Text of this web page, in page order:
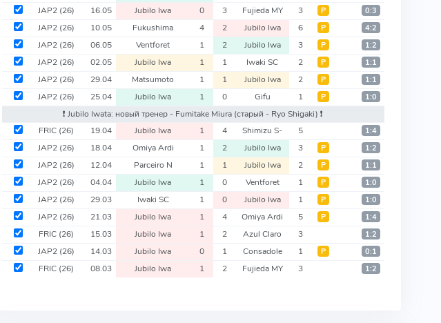
JAP2 (26) 16.05 Jubilo Iwa 0 3 Fujieda MY 3 Р 0:3
JAP2 (26) 10.05 Fukushima 4 2 Jubilo Iwa 6 Р 4:2
JAP2 (26) 06.05 Ventforet 1 2 Jubilo Iwa 3 Р 1:2
JAP2 (26) 02.05 Jubilo Iwa 1 1 Iwaki SC 2 Р 1:1
JAP2 (26) 29.04 Matsumoto 1 1 Jubilo Iwa 2 Р 1:1
JAP2 (26) 25.04 Jubilo Iwa 1 0 Gifu 1 Р 1:0
❗️ Jubilo Iwata: новый тренер - Fumitake Miura (старый - Ryo Shigaki) ❗️
FRIC (26) 19.04 Jubilo Iwa 1 4 Shimizu S- 5 1:4
JAP2 (26) 18.04 Omiya Ardi 1 2 Jubilo Iwa 3 Р 1:2
JAP2 (26) 12.04 Parceiro N 1 1 Jubilo Iwa 2 Р 1:1
JAP2 (26) 04.04 Jubilo Iwa 1 0 Ventforet 1 Р 1:0
JAP2 (26) 29.03 Iwaki SC 1 0 Jubilo Iwa 1 Р 1:0
JAP2 (26) 21.03 Jubilo Iwa 1 4 Omiya Ardi 5 Р 1:4
FRIC (26) 15.03 Jubilo Iwa 1 2 Azul Claro 3 1:2
JAP2 (26) 14.03 Jubilo Iwa 0 1 Consadole 1 Р 0:1
FRIC (26) 08.03 Jubilo Iwa 1 2 Fujieda MY 3 1:2